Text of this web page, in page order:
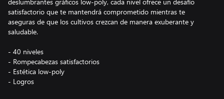
satisfactorio que te mantendrá comprometido mientras te
aseguras de que los cultivos crezcan de manera exuberante y
saludable.
- 40 niveles
- Rompecabezas satisfactorios
- Estética low-poly
- Logros